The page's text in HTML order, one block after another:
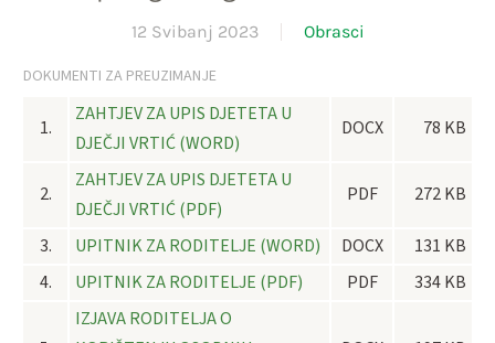
12 Svibanj 2023 Obrasci
DOKUMENTI ZA PREUZIMANJE
1.
ZAHTJEV ZA UPIS DJETETA U
DJEČJI VRTIĆ (WORD)
DOCX 78 KB
2.
ZAHTJEV ZA UPIS DJETETA U
DJEČJI VRTIĆ (PDF)
PDF 272 KB
3. UPITNIK ZA RODITELJE (WORD) DOCX
131 KB
4.
UPITNIK ZA RODITELJE (PDF) PDF 334 KB
IZJAVA RODITELJA O